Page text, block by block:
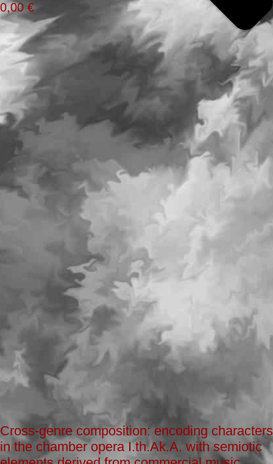
0,00 €
Cross-genre composition: encoding characters
in the chamber opera I.th.Ak.A. with semiotic